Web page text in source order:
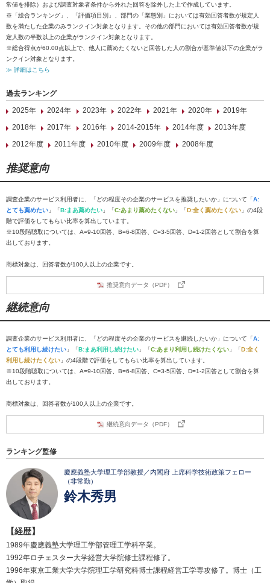
常値を排除）および調査対象者条件から外れた回答を除外した上で作成しています。
※「総合ランキング」、「評価項目別」、部門の「業態別」においては有効回答者数が規定人
数を満たした企業のみランクイン対象となります。その他の部門においては有効回答者数が規
定人数の半数以上の企業がランクイン対象となります。
※総合得点が60.00点以上で、他人に薦めたくないと回答した人の割合が基準値以下の企業がラ
ンクイン対象となります。
≫ 詳細はこちら
過去ランキング
2025年
2024年 2023年 2022年 2021年 2020年
2019年
2018年
2017年 2016年 2014-2015年 2014年度
2013年度
2012年度
2011年度 2010年度 2009年度 2008年度
推奨意向
調査企業のサービス利用者に、「どの程度その企業のサービスを推奨したいか」について「A:
とても薦めたい 」「B:まあ薦めたい 」「C:あまり薦めたくない 」「D:全く薦めたくない 」の4段
階で評価をしてもらい比率を算出しています。
※10段階聴取については、A=9-10回答、B=6-8回答、C=3-5回答、D=1-2回答として割合を算
出しております。
商標対象は、回答者数が100人以上の企業です。
推奨意向データ（PDF）
継続意向
調査企業のサービス利用者に、「どの程度その企業のサービスを継続したいか」について「A:
とても利用し続けたい 」「B:まあ利用し続けたい 」「C:あまり利用し続けたくない 」「D:全く
利用し続けたくない 」の4段階で評価をしてもらい比率を算出しています。
※10段階聴取については、A=9-10回答、B=6-8回答、C=3-5回答、D=1-2回答として割合を算
出しております。
商標対象は、回答者数が100人以上の企業です。
継続意向データ（PDF）
ランキング監修
慶應義塾大学理工学部教授／内閣府 上席科学技術政策フェロー
（非常勤）
鈴木秀男
【経歴】
1989年慶應義塾大学理工学部管理工学科卒業。
1992年ロチェスター大学経営大学院修士課程修了。
1996年東京工業大学大学院理工学研究科博士課程経営工学専攻修了。博士（工